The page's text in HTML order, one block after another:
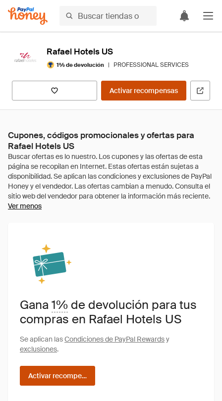
Rafael Hotels US
1% de devolución | PROFESSIONAL SERVICES
Activar recompensas
Cupones, códigos promocionales y ofertas para
Rafael Hotels US
Ver menos
Gana1% de devolución para tus
compras en Rafael Hotels US
Se aplican lasCondiciones de PayPal Rewardsy
exclusiones.
Activar recompensas